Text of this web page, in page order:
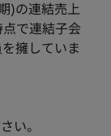
)の連結売上
で連結子会
擁していま
い。